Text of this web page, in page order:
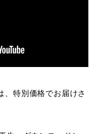
、特別価格でお届けさ